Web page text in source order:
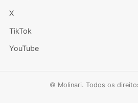
X
TikTok
YouTube
© Molinari. Todos os